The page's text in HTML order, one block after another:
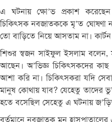
এ
ঘটনায় ক্ষো’ভ প্রকাশ করেছেন
চিকিৎসক নবজাতককে মৃ’ত ঘোষণা
তো বাড়িতে নিয়ে আসতাম না। কার্টন
শিশুর স্বজন সাইফুল ইসলাম বলেন,
আছেন। অ’ভিজ্ঞ চিকিৎসকদের কাছ
আশা করি না। চিকিৎসকরা যদি সেবা
মানুষ কোথায় যাব?যেহেতু তাদের ভু
হতে বসেছিল সেহেতু এ ঘটনায় জ’
বর্তমানে নবজাতক মুন হাসপাতালের